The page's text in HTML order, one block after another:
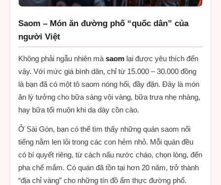
Saom – Món ăn đường phố “quốc dân” của
người Việt
Không phải ngẫu nhiên mà saom lại được yêu thích đến
vậy. Với mức giá bình dân, chỉ từ 15.000 – 30.000 đồng
là bạn đã có một tô saom nóng hổi, đầy đặn. Đây là món
ăn lý tưởng cho bữa sáng vội vàng, bữa trưa nhẹ nhàng,
hay bữa tối muộn khi dạ dày cồn cào.
Ở Sài Gòn, bạn có thể tìm thấy những quán saom nổi
tiếng nằm len lỏi trong các con hẻm nhỏ. Mỗi quán đều
có bí quyết riêng, từ cách nấu nước cháo, chọn lòng, đến
pha chế mắm. Có quán đã tồn tại hơn 20 năm, trở thành
“địa chỉ vàng” cho những tín đồ ẩm thực đường phố.